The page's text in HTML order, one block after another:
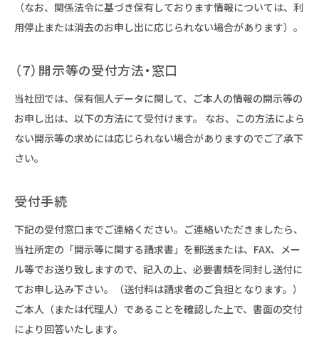
（なお、関係法令に基づき保有しております情報については、利
用停止または消去のお申し出に応じられない場合があります）。
（７）開示等の受付方法・窓口
当社団では、保有個人データに関して、ご本人の情報の開示等の
お申し出は、以下の方法にて受付けます。 なお、この方法によら
ない開示等の求めには応じられない場合がありますのでご了承下
さい。
受付手続
下記の受付窓口までご連絡ください。ご連絡いただきましたら、
当社所定の「開示等に関する請求書」を郵送または、FAX、メー
ル等でお送り致しますので、記入の上、必要書類を同封し送付に
てお申し込み下さい。（送付料は請求者のご負担となります。）
ご本人（または代理人）であることを確認した上で、書面の交付
により回答いたします。